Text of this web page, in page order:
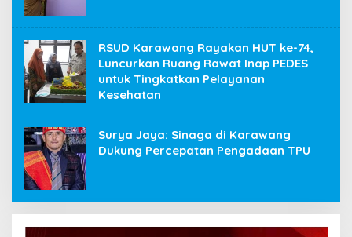
RSUD Karawang Rayakan HUT ke-74,
Luncurkan Ruang Rawat Inap PEDES
untuk Tingkatkan Pelayanan
Kesehatan
Surya Jaya: Sinaga di Karawang
Dukung Percepatan Pengadaan TPU